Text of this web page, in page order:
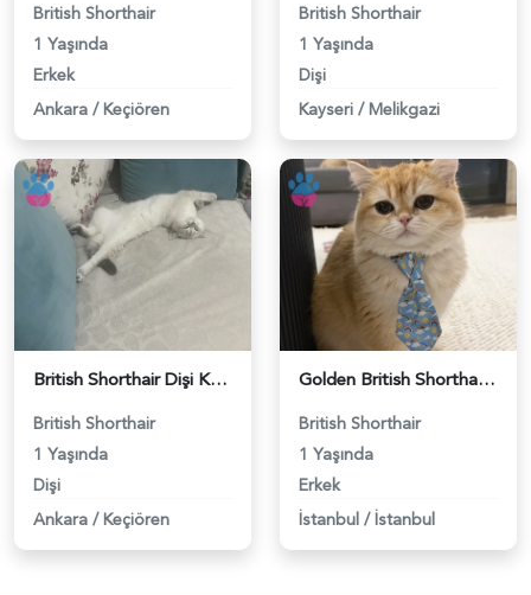
British Shorthair
1 Yaşında
Erkek
Ankara / Keçiören
British Shorthair
1 Yaşında
Dişi
Kayseri / Melikgazi
British Shorthair Dişi Kedim Eş Arıyor - 118984618
British Shorthair
1 Yaşında
Dişi
Ankara / Keçiören
Golden British Shorthair 1 Yaşında Eş Arıyor - 118984604
British Shorthair
1 Yaşında
Erkek
İstanbul / İstanbul